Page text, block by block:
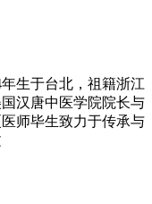
生于台北，祖籍浙江
汉唐中医学院院长与
师毕生致力于传承与